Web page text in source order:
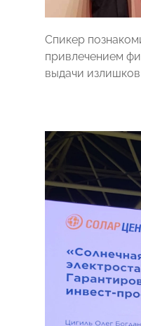
Спикер
привлечением
выдачи излишков